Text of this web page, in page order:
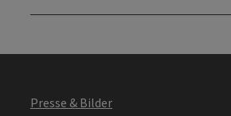
Presse & Bilder